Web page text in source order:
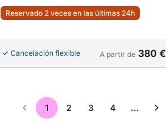
Reservado 2 veces en las últimas 24h
Cancelación flexible A partir de 380 €
1 2 3 4 …